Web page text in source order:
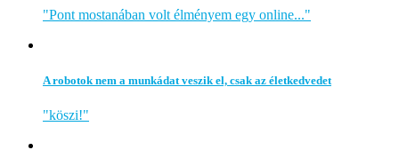
"Pont mostanában volt élményem egy online..."
A robotok nem a munkádat veszik el, csak az életkedvedet
"köszi!"